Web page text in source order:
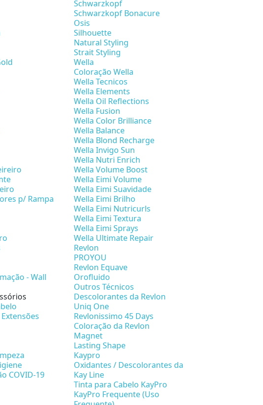
p/ Rampa
- Wall
COVID-19
Schwarzkopf
Schwarzkopf Bonacure
Osis
Silhouette
Natural Styling
Strait Styling
Wella
Coloração Wella
Wella Tecnicos
Wella Elements
Wella Oil Reflections
Wella Fusion
Wella Color Brilliance
Wella Balance
Wella Blond Recharge
Wella Invigo Sun
Wella Nutri Enrich
Wella Volume Boost
Wella Eimi Volume
Wella Eimi Suavidade
Wella Eimi Brilho
Wella Eimi Nutricurls
Wella Eimi Textura
Wella Eimi Sprays
Wella Ultimate Repair
Revlon
PROYOU
Revlon Equave
Orofluido
Outros Técnicos
Descolorantes da Revlon
Uniq One
Revlonissimo 45 Days
Coloração da Revlon
Magnet
Lasting Shape
Kaypro
Oxidantes / Descolorantes da
Kay Line
Tinta para Cabelo KayPro
KayPro Frequente (Uso